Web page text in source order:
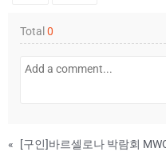
Total0
« [구인]바르셀로나 박람회